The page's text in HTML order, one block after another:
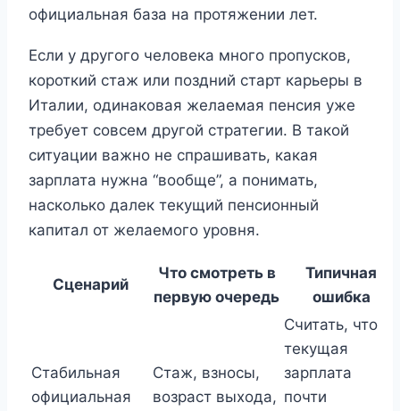
официальная база на протяжении лет.
Если у другого человека много пропусков,
короткий стаж или поздний старт карьеры в
Италии, одинаковая желаемая пенсия уже
требует совсем другой стратегии. В такой
ситуации важно не спрашивать, какая
зарплата нужна “вообще”, а понимать,
насколько далек текущий пенсионный
капитал от желаемого уровня.
Сценарий
Что смотреть в
первую очередь
Типичная
ошибка
Стабильная
официальная
Стаж, взносы,
возраст выхода,
Считать, что
текущая
зарплата
почти